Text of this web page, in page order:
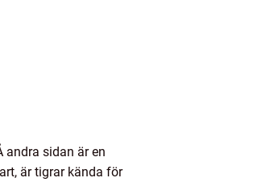
andra sidan är en
är tigrar kända för